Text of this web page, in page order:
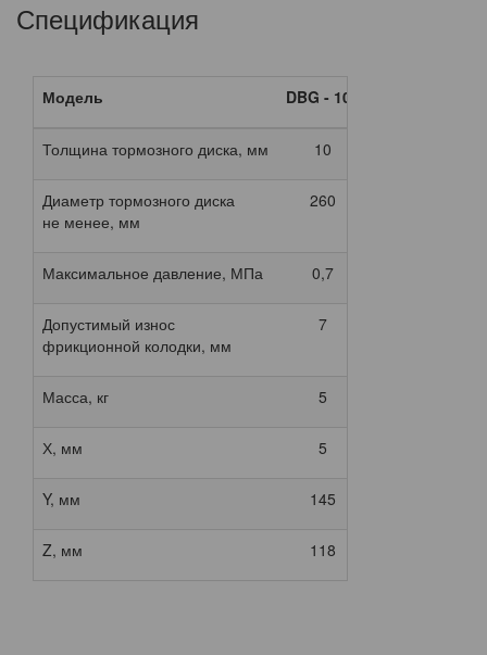
Спецификация
Модель DBG - 103
Толщина тормозного диска, мм 10
Диаметр тормозного диска
не менее, мм
260
Максимальное давление, МПа 0,7
Допустимый износ
фрикционной колодки, мм
7
Масса, кг 5
Х, мм 5
Y, мм 145
Z, мм 118